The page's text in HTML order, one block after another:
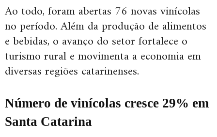
Ao todo, foram abertas 76 novas vinícolas
no período. Além da produção de alimentos
e bebidas, o avanço do setor fortalece o
turismo rural e movimenta a economia em
diversas regiões catarinenses.
Número de vinícolas cresce 29% em
Santa Catarina